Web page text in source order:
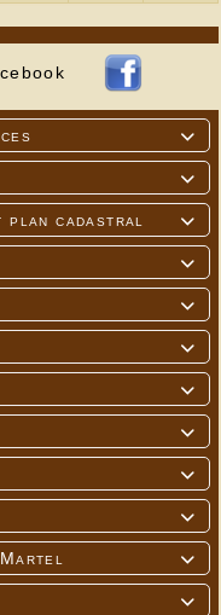



plan cadastral








